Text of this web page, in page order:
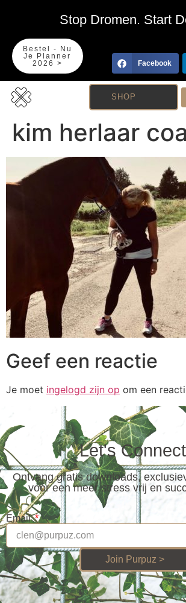
Stop Dromen. Start
Bestel - Nu
Je Planner
2026 >
Facebook
SHOP
kim herlaar
Geef een reactie
Je moet ingelogd zijn op om een
Let's
Ontvang gratis downloads,
voor een meer stress vrij en
Email
Join Purpuz >